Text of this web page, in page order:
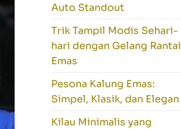
Auto Standout
Trik Tampil Modis Sehari-
hari dengan Gelang Rantai
Emas
Pesona Kalung Emas:
Simpel, Klasik, dan Elegan
Kilau Minimalis yang